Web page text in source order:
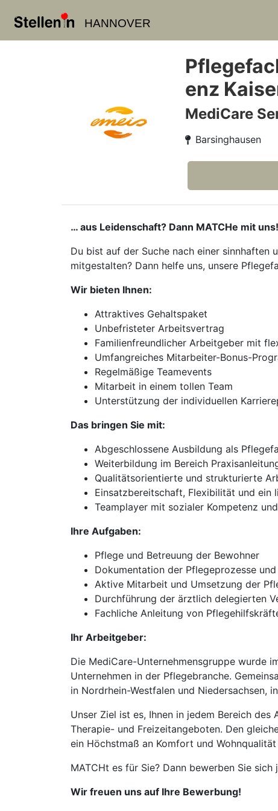
HANNOVER
enz
MediCare
Barsinghausen
… aus Leidenschaft? Dann MATCHe mit uns!
Du bist auf der Suche nach einer
mitgestalten? Dann helfe uns, unsere
Wir bieten Ihnen:
Attraktives Gehaltspaket
Unbefristeter Arbeitsvertrag
Familienfreundlicher Arbeitgeber mit
Umfangreiches Mitarbeiter-Bonus-
Regelmäßige Teamevents
Mitarbeit in einem tollen Team
Unterstützung der individuellen
Das bringen Sie mit:
Abgeschlossene Ausbildung als
Weiterbildung im Bereich
Qualitätsorientierte und strukturierte
Einsatzbereitschaft, Flexibilität und ein
Teamplayer mit sozialer Kompetenz
Ihre Aufgaben:
Pflege und Betreuung der Bewohner
Dokumentation der Pflegeprozesse
Aktive Mitarbeit und Umsetzung der
Durchführung der ärztlich delegierten
Fachliche Anleitung von
Ihr Arbeitgeber:
Die MediCare-Unternehmensgruppe wurde
Unternehmen in der Pflegebranche.
in Nordrhein-Westfalen und Niedersachsen,
Unser Ziel ist es, Ihnen in jedem Bereich
Therapie- und Freizeitangeboten. Den
ein Höchstmaß an Komfort und
MATCHt es für Sie? Dann bewerben Sie sich
Wir freuen uns auf Ihre Bewerbung!